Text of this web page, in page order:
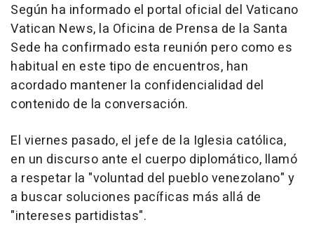
Según ha informado el portal oficial del Vaticano
Vatican News, la Oficina de Prensa de la Santa
Sede ha confirmado esta reunión pero como es
habitual en este tipo de encuentros, han
acordado mantener la confidencialidad del
contenido de la conversación.
El viernes pasado, el jefe de la Iglesia católica,
en un discurso ante el cuerpo diplomático, llamó
a respetar la "voluntad del pueblo venezolano" y
a buscar soluciones pacíficas más allá de
"intereses partidistas".